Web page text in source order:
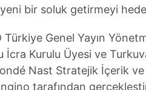
bir soluk getirmeyi
Türkiye Genel Yayın
İcra Kurulu Üyesi ve
Nast Stratejik İçerik ve
tarafından